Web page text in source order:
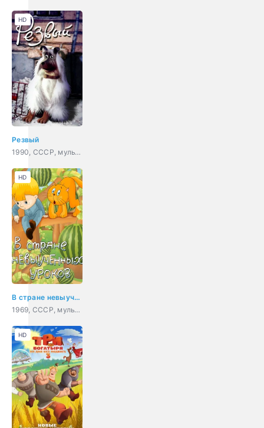
Резвый
1990, СССР, мультфильм, короткометражка
HD
В стране невыученных уроков
1969, СССР, мультфильм, детский, короткометражка
HD
HD